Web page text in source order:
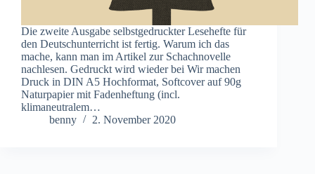
Die zweite Ausgabe selbstgedruckter Lesehefte für
den Deutschunterricht ist fertig. Warum ich das
mache, kann man im Artikel zur Schachnovelle
nachlesen. Gedruckt wird wieder bei Wir machen
Druck in DIN A5 Hochformat, Softcover auf 90g
Naturpapier mit Fadenheftung (incl.
klimaneutralem…
benny
2. November 2020